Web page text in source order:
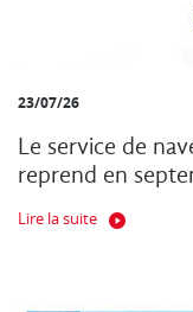
23/07/26
Le service de
reprend en
Lire la suite